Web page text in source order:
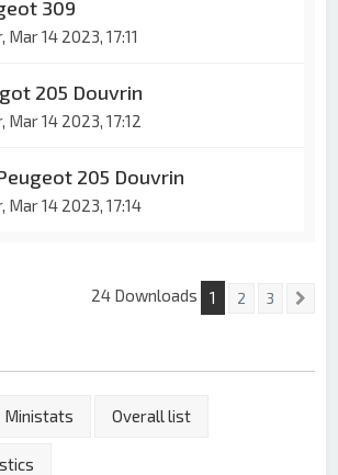
309
Mar 14 2023, 17:11
205 Douvrin
Mar 14 2023, 17:12
205 Douvrin
Mar 14 2023, 17:14
24 Downloads 1 2 3
Ministats Overall list